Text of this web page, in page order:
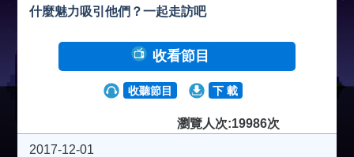
什麼魅力吸引他們？一起走訪吧
收看節目
收聽節目 下 載
瀏覽人次:19986次
2017-12-01